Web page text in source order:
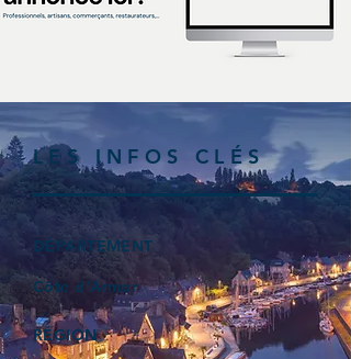
LES INFOS CLÉS
DÉPARTEMENT
Côte d’Armor
RÉGION